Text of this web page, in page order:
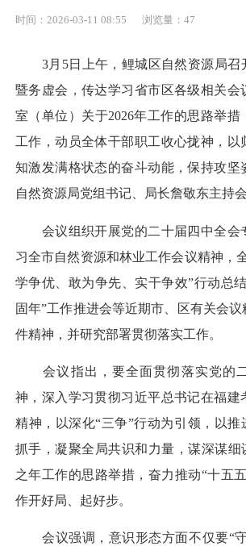
时间：2026-03-11 08:55 浏览量： 47
3月5日上午，鲤城区自然资源局召
暨务虚会，传达学习省市区各级相关会
室（单位）关于2026年工作的思路举措
工作，动员全体干部职工收心拢神，以
知激发满格状态的奋斗动能，保持攻坚
自然资源局党组书记、局长詹敬东主持
会议组织开展党的二十届四中全会
习全市自然资源和林业工作会议精神，
学争优、敢为争先、实干争效”行动总
固年”工作推进会等近期市、区有关会
件精神，并研究部署贯彻落实工作。
会议指出，要全面贯彻落实党的
神，深入学习贯彻习近平总书记在福建
精神，以深化“三争”行动为引领，以推
抓手，凝聚全局共识和力量，谋深谋细
之年工作的思路举措，奋力推动“十五
作开好局、起好步。
会议强调，意识形态方面不仅要“守